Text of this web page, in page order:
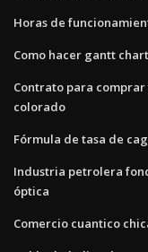
Horas de
Como hacer gantt
Contrato para
colorado
Fórmula de tasa de
Industria petrolera
óptica
Comercio cuantico